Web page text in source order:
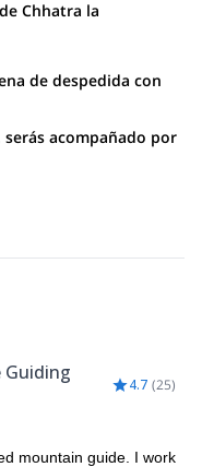
Chhatra la
de despedida con
serás acompañado por
Guiding
4.7 (25)
mountain guide. I work